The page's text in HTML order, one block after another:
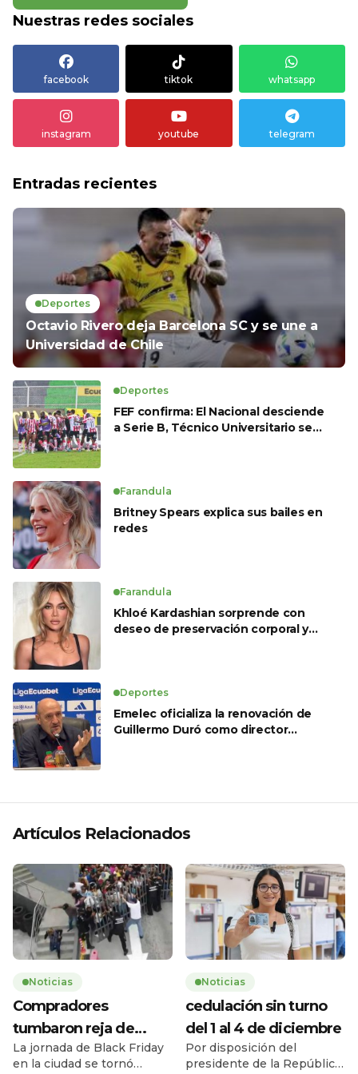
Nuestras redes sociales
facebook tiktok whatsapp
instagram youtube telegram
Entradas recientes
Deportes
Octavio Rivero deja Barcelona SC y se une a
Universidad de Chile
Deportes
FEF confirma: El Nacional desciende
a Serie B, Técnico Universitario se
Farandula
Britney Spears explica sus bailes en
redes
Farandula
Khloé Kardashian sorprende con
deseo de preservación corporal y
Deportes
Emelec oficializa la renovación de
Guillermo Duró como director
Artículos Relacionados
Noticias
Compradores
tumbaron reja de
supermercado
La jornada de Black Friday
en la ciudad se tornó
Noticias
cedulación sin turno
del 1 al 4 de diciembre
Por disposición del
presidente de la República,